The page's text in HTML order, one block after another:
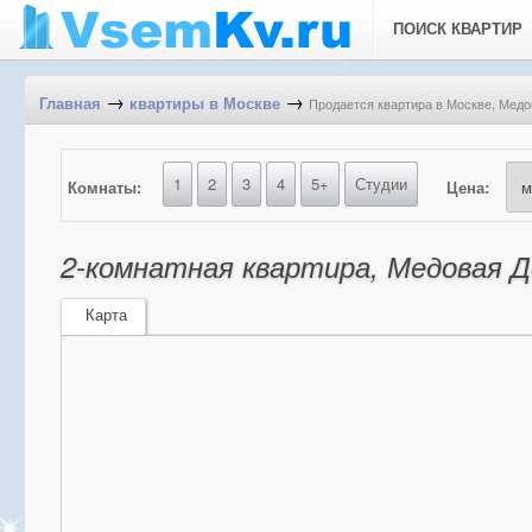
ПОИСК КВАРТИР
Главная → квартиры в Москве → Продается квартира в Москве,
Комнаты: 1 2 3 4 5+ Студии Цена:
2-комнатная квартира, Медовая
Карта